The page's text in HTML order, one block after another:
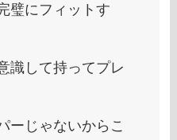
璧にフィットす
識して持ってプレ
ーじゃないからこ